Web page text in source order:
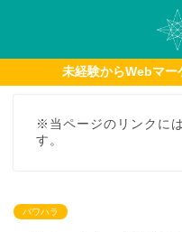
未経験からWebマー
※当ページのリンクに
す。
パワハラ